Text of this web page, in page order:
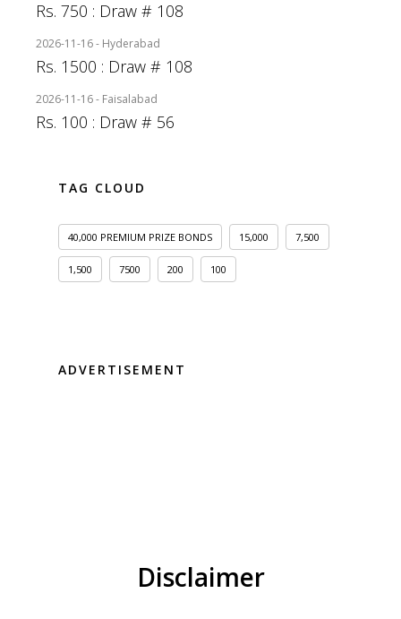
Rs. 750 : Draw # 108
2026-11-16 - Hyderabad
Rs. 1500 : Draw # 108
2026-11-16 - Faisalabad
Rs. 100 : Draw # 56
TAG CLOUD
40,000 PREMIUM PRIZE BONDS 15,000 7,500
1,500 7500 200 100
ADVERTISEMENT
Disclaimer